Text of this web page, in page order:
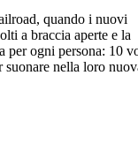
quando i nuovi
a braccia aperte e la
per ogni persona: 10
suonare nella loro